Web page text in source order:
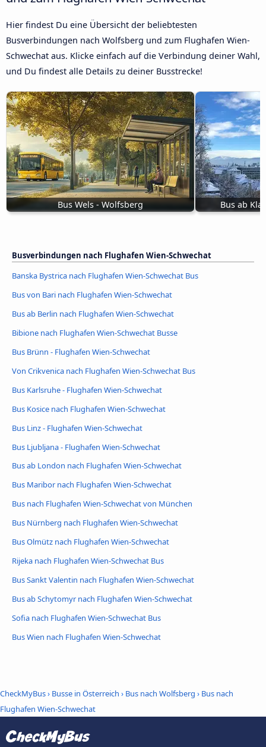
Hier findest Du eine Übersicht der beliebtesten
Busverbindungen nach Wolfsberg und zum Flughafen Wien-
Schwechat aus. Klicke einfach auf die Verbindung deiner Wahl,
und Du findest alle Details zu deiner Busstrecke!
Bus Wels - Wolfsberg Bus ab
Busverbindungen nach Flughafen Wien-Schwechat
Banska Bystrica nach Flughafen Wien-Schwechat Bus
Bus von Bari nach Flughafen Wien-Schwechat
Bus ab Berlin nach Flughafen Wien-Schwechat
Bibione nach Flughafen Wien-Schwechat Busse
Bus Brünn - Flughafen Wien-Schwechat
Von Crikvenica nach Flughafen Wien-Schwechat Bus
Bus Karlsruhe - Flughafen Wien-Schwechat
Bus Kosice nach Flughafen Wien-Schwechat
Bus Linz - Flughafen Wien-Schwechat
Bus Ljubljana - Flughafen Wien-Schwechat
Bus ab London nach Flughafen Wien-Schwechat
Bus Maribor nach Flughafen Wien-Schwechat
Bus nach Flughafen Wien-Schwechat von München
Bus Nürnberg nach Flughafen Wien-Schwechat
Bus Olmütz nach Flughafen Wien-Schwechat
Rijeka nach Flughafen Wien-Schwechat Bus
Bus Sankt Valentin nach Flughafen Wien-Schwechat
Bus ab Schytomyr nach Flughafen Wien-Schwechat
Sofia nach Flughafen Wien-Schwechat Bus
Bus Wien nach Flughafen Wien-Schwechat
CheckMyBus› Busse in Österreich › Bus nach Wolfsberg › Bus nach
Flughafen Wien-Schwechat